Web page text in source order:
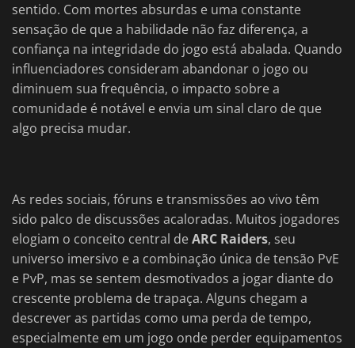
sentido. Com mortes absurdas e uma constante
sensação de que a habilidade não faz diferença, a
confiança na integridade do jogo está abalada. Quando
influenciadores consideram abandonar o jogo ou
diminuem sua frequência, o impacto sobre a
comunidade é notável e envia um sinal claro de que
algo precisa mudar.
As redes sociais, fóruns e transmissões ao vivo têm
sido palco de discussões acaloradas. Muitos jogadores
elogiam o conceito central deARC Raiders, seu
universo imersivo e a combinação única de tensão PvE
e PvP, mas se sentem desmotivados a jogar diante do
crescente problema de trapaça. Alguns chegam a
descrever as partidas como uma perda de tempo,
especialmente em um jogo onde perder equipamentos